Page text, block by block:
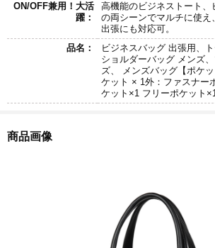
ON/OFF兼用！大活
躍：
高機能のビジネストート
の両シーンでマルチに使
出張にも対応可。
品名：
ビジネスバッグ 出張用、
ショルダーバッグ メンズ
ズ、 メンズバッグ【ポケ
ケット × 1外：ファスナー
ケット×1 フリーポケット
商品画像